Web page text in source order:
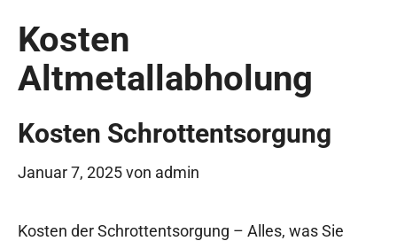
Kosten
Altmetallabholung
Kosten Schrottentsorgung
Januar 7, 2025von admin
Kosten der Schrottentsorgung – Alles, was Sie